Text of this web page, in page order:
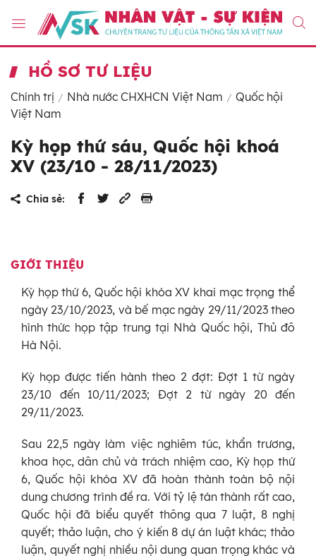
HỒ SƠ TƯ LIỆU
Chính trị Nhà nước CHXHCN Việt Nam
Quốc hội
Việt Nam
Kỳ họp thứ sáu, Quốc hội khoá
XV (23/10 - 28/11/2023)
Chia sẻ:
GIỚI THIỆU
Kỳ họp thứ 6, Quốc hội khóa XV khai mạc trọng thể
ngày 23/10/2023, và bế mạc ngày 29/11/2023 theo
hình thức họp tập trung tại Nhà Quốc hội, Thủ đô
Hà Nội.
Kỳ họp được tiến hành theo 2 đợt: Đợt 1 từ ngày
23/10 đến 10/11/2023; Đợt 2 từ ngày 20 đến
29/11/2023.
Sau 22,5 ngày làm việc nghiêm túc, khẩn trương,
khoa học, dân chủ và trách nhiệm cao, Kỳ họp thứ
6, Quốc hội khóa XV đã hoàn thành toàn bộ nội
dung chương trình đề ra. Với tỷ lệ tán thành rất cao,
Quốc hội đã biểu quyết thông qua 7 luật, 8 nghị
quyết; thảo luận, cho ý kiến 8 dự án luật khác; thảo
luận, quyết nghị nhiều nội dung quan trọng khác và